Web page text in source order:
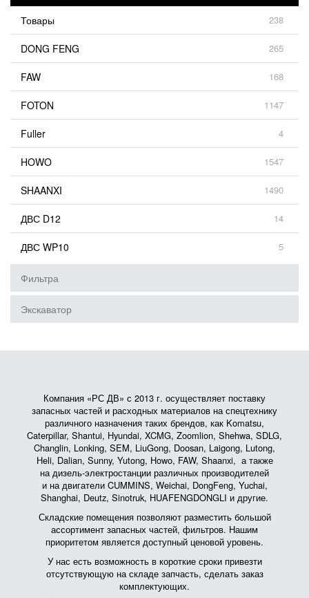
Товары
238
DONG FENG 265
FAW 168
FOTON 1147
Fuller 4
HOWO 1547
SHAANXI 1490
ДВС D12 14
ДВС WP10 5
Фильтра
Экскаватор
Компания «РС ДВ» с 2013 г. осуществляет поставку
запасных частей и расходных материалов на спецтехнику
различного назначения таких брендов, как Komatsu,
Caterpillar, Shantui, Hyundai, XCMG, Zoomlion, Shehwa, SDLG,
Changlin, Lonking, SEM, LiuGong, Doosan, Laigong, Lutong,
Heli, Dalian, Sunny, Yutong, Howo, FAW, Shaanxi, а также
на дизель-электростанции различных производителей
и на двигатели CUMMINS, Weichai, DongFeng, Yuchai,
Shanghai, Deutz, Sinotruk, HUAFENGDONGLI и другие.
Складские помещения позволяют разместить большой
ассортимент запасных частей, фильтров. Нашим
приоритетом является доступный ценовой уровень.
У нас есть возможность в короткие сроки привезти
отсутствующую на складе запчасть, сделать заказ
комплектующих.